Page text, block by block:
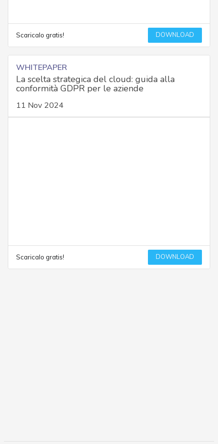
Scaricalo gratis! DOWNLOAD
WHITEPAPER
La scelta strategica del cloud: guida alla
conformità GDPR per le aziende
11 Nov 2024
Scaricalo gratis! DOWNLOAD